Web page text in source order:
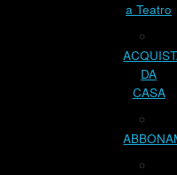
a Teatro
DA
CASA